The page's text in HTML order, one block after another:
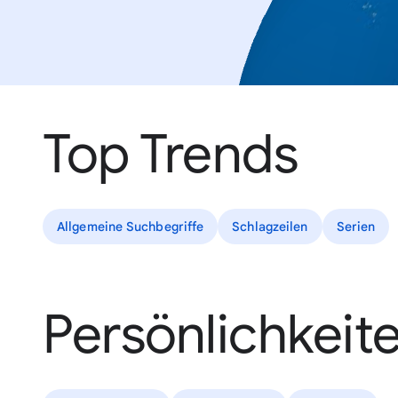
Top Trends
Allgemeine Suchbegriffe Schlagzeilen Serien